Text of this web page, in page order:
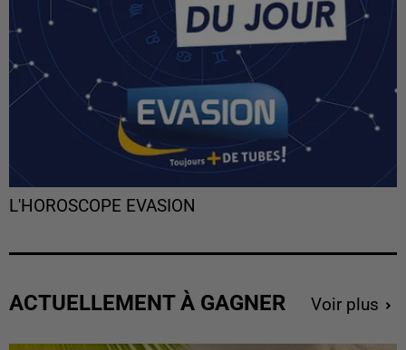
L'HOROSCOPE EVASION
ACTUELLEMENT À GAGNER Voir plus